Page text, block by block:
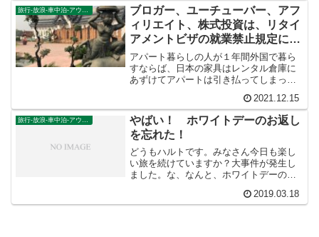
旅行-放浪-車中泊-アウトドア
ブロガー、ユーチューバー、アフ
ィリエイト、株式投資は、リタイ
アメントビザの就業禁止規定に抵
触するか？
アパート暮らしの人が１年間外国で暮ら
すならば、日本の家具はレンタル倉庫に
あずけてアパートは引き払ってしまった
用アパートを借りた方がいいと思いま
す。三セットのパンツやシャツを毎晩手
洗いする生活を１年続けるのは辛いので
は？
2021.12.15
やばい！ ホワイトデーのお返し
を忘れた！
どうもハルトです。みなさん今日も楽し
い旅を続けていますか？大事件が発生し
ました。な、なんと、ホワイトデーのお
した！若い頃はバレンタインデーにただ
の一つも本命チョコレートをもらえず悲
2019.03.18